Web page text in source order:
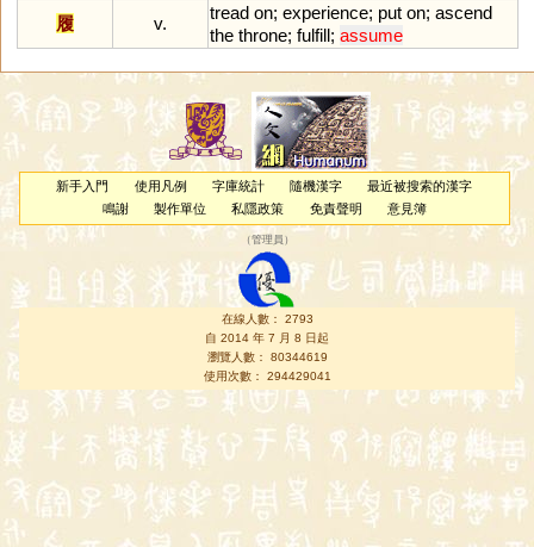
履
v.
tread on; experience; put on; ascend
the throne; fulfill; assume
新手入門 使用凡例 字庫統計 隨機漢字
最近被搜索的漢字
鳴謝
製作單位 私隱政策 免責聲明 意見簿
（管理員 ）
在線人數： 2793
自 2014 年 7 月 8 日起
瀏覽人數： 80344619
使用次數： 294429041